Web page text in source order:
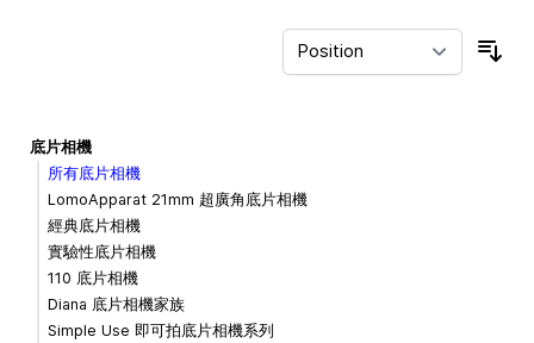
底片相機
所有底片相機
LomoApparat 21mm 超廣角底片相機
經典底片相機
實驗性底片相機
110 底片相機
Diana 底片相機家族
Simple Use 即可拍底片相機系列